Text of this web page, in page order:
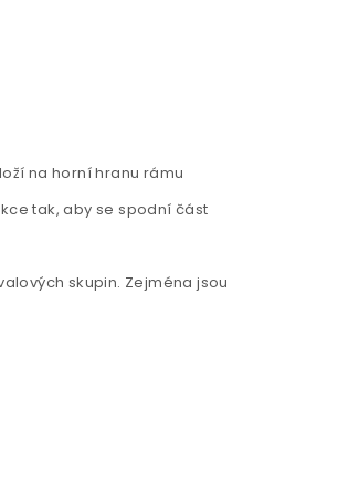
na horní hranu rámu
tak, aby se spodní část
skupin. Zejména jsou